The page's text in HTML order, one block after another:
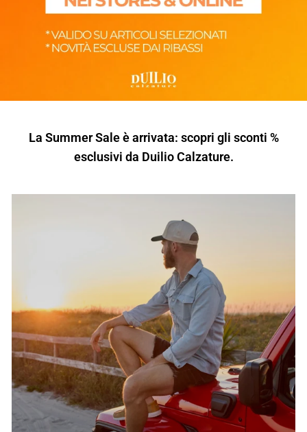
La Summer Sale è arrivata: scopri gli sconti %
esclusivi da Duilio Calzature.